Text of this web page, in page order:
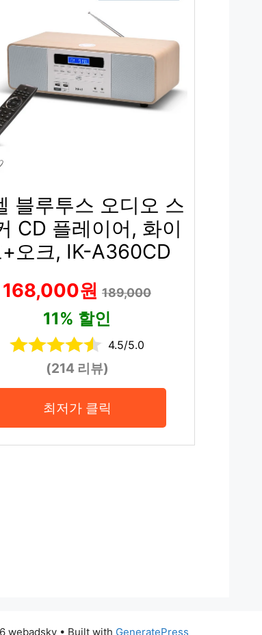
블루투스 오디오 스
CD 플레이어, 화이
오크, IK-A360CD
168,000원 189,000
11% 할인
4.5/5.0
(214 리뷰)
최저가 클릭
webadsky • Built with GeneratePress